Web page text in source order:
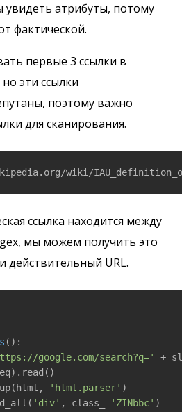
увидеть атрибуты, потому
фактической.
первые 3 ссылки в
эти ссылки
поэтому важно
для сканирования.
ссылка находится между
мы можем получить это
действительный URL.
() :
google.com/search?q='
+
'html.parser' )
'div' , class_='ZINbbc' )